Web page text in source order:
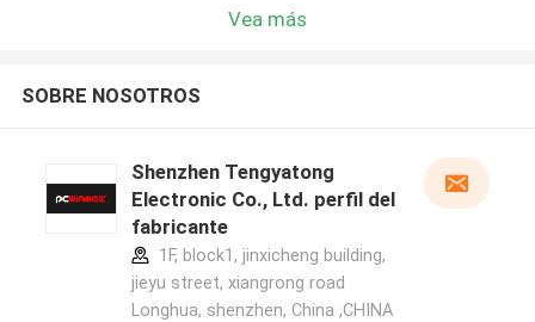
Vea más
SOBRE NOSOTROS
Shenzhen Tengyatong
Electronic Co., Ltd. perfil del
fabricante
1F, block1, jinxicheng building,
jieyu street, xiangrong road
Longhua, shenzhen, China ,CHINA